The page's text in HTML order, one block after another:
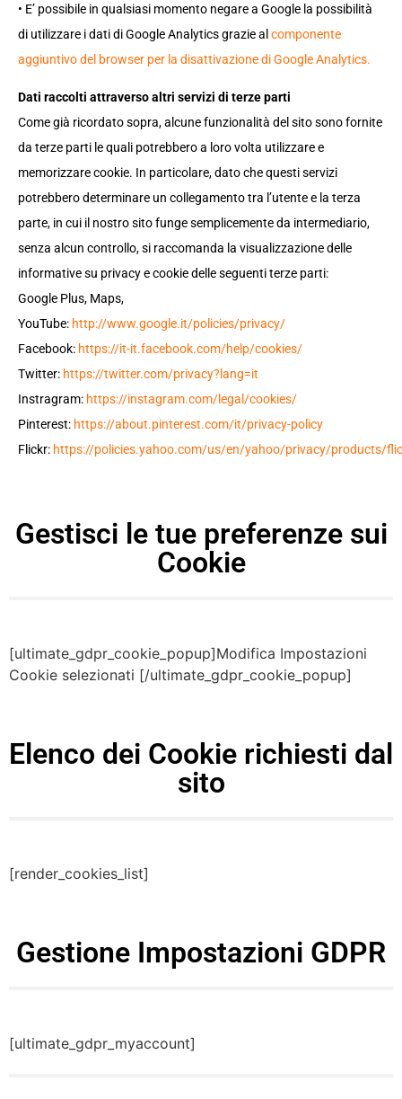
• E’ possibile in qualsiasi momento negare a Google la possibilità
di utilizzare i dati di Google Analytics grazie alcomponente
aggiuntivo del browser per la disattivazione di Google Analytics.
Dati raccolti attraverso altri servizi di terze parti
Come già ricordato sopra, alcune funzionalità del sito sono fornite
da terze parti le quali potrebbero a loro volta utilizzare e
memorizzare cookie. In particolare, dato che questi servizi
potrebbero determinare un collegamento tra l’utente e la terza
parte, in cui il nostro sito funge semplicemente da intermediario,
senza alcun controllo, si raccomanda la visualizzazione delle
informative su privacy e cookie delle seguenti terze parti:
Google Plus, Maps,
YouTube: http://www.google.it/policies/privacy/
Facebook: https://it-it.facebook.com/help/cookies/
Twitter: https://twitter.com/privacy?lang=it
Instragram: https://instagram.com/legal/cookies/
Pinterest: https://about.pinterest.com/it/privacy-policy
Flickr: https://policies.yahoo.com/us/en/yahoo/privacy/products/
Gestisci le tue preferenze sui
Cookie
[ultimate_gdpr_cookie_popup]Modifica Impostazioni
Cookie selezionati [/ultimate_gdpr_cookie_popup]
Elenco dei Cookie richiesti dal
sito
[render_cookies_list]
Gestione Impostazioni GDPR
[ultimate_gdpr_myaccount]